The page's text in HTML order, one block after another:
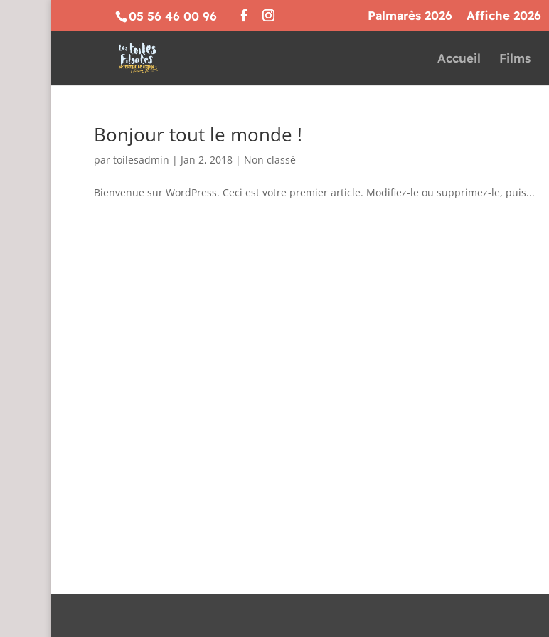
05 56 46 00 96 Palmarès 2026 Affiche 2026
Accueil Films
Bonjour tout le monde !
par toilesadmin | Jan 2, 2018 | Non classé
Bienvenue sur WordPress. Ceci est votre premier article. Modifiez-le ou supprimez-le, puis...